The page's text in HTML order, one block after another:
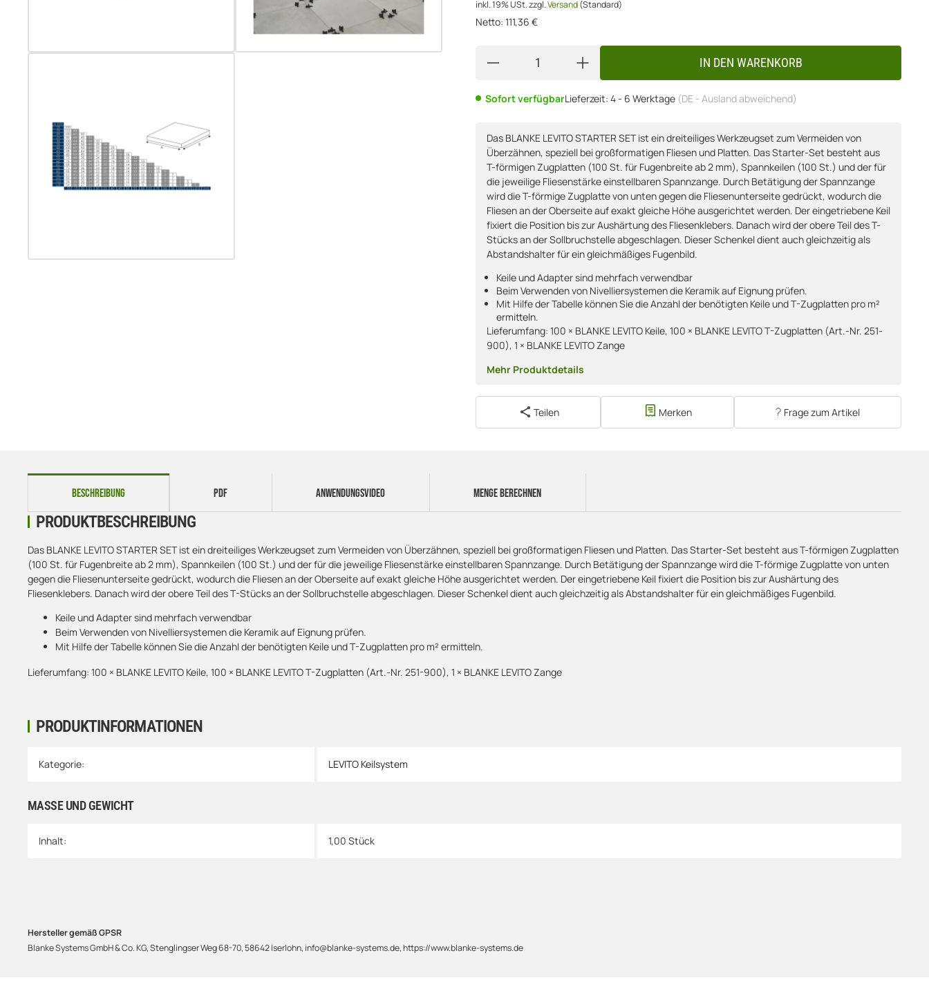
inkl. 19% USt.zzgl.Versand(Standard)
Netto: 111,36 €
IN DEN WARENKORB
Sofort verfügbarLieferzeit: 4 - 6 Werktage (DE - Ausland abweichend)
Das BLANKE LEVITO STARTER SET ist ein dreiteiliges Werkzeugset zum Vermeiden von
Überzähnen, speziell bei großformatigen Fliesen und Platten. Das Starter-Set besteht aus
T-förmigen Zugplatten (100 St. für Fugenbreite ab 2 mm), Spannkeilen (100 St.) und der für
die jeweilige Fliesenstärke einstellbaren Spannzange. Durch Betätigung der Spannzange
wird die T-förmige Zugplatte von unten gegen die Fliesenunterseite gedrückt, wodurch die
Fliesen an der Oberseite auf exakt gleiche Höhe ausgerichtet werden. Der eingetriebene Keil
fixiert die Position bis zur Aushärtung des Fliesenklebers. Danach wird der obere Teil des T-
Stücks an der Sollbruchstelle abgeschlagen. Dieser Schenkel dient auch gleichzeitig als
Abstandshalter für ein gleichmäßiges Fugenbild.
Keile und Adapter sind mehrfach verwendbar
Beim Verwenden von Nivelliersystemen die Keramik auf Eignung prüfen.
Mit Hilfe der Tabelle können Sie die Anzahl der benötigten Keile und T-Zugplatten pro m²
ermitteln.
Lieferumfang: 100 × BLANKE LEVITO Keile, 100 × BLANKE LEVITO T-Zugplatten (Art.-Nr. 251-
900), 1 × BLANKE LEVITO Zange
Mehr Produktdetails
Teilen Merken Frage zum Artikel
weitere Registerkarten anzeigen
BESCHREIBUNG PDF ANWENDUNGSVIDEO MENGE BERECHNEN
PRODUKTINFORMATIONEN
Produkteigenschaft
Wert
Kategorie: LEVITO Keilsystem
MASSE UND GEWICHT
Inhalt: 1,00 Stück
PRODUKTBESCHREIBUNG
Das BLANKE LEVITO STARTER SET ist ein dreiteiliges Werkzeugset zum Vermeiden von Überzähnen, speziell bei großformatigen Fliesen und Platten. Das Starter-Set besteht aus T-förmigen Zugplatten
(100 St. für Fugenbreite ab 2 mm), Spannkeilen (100 St.) und der für die jeweilige Fliesenstärke einstellbaren Spannzange. Durch Betätigung der Spannzange wird die T-förmige Zugplatte von unten
gegen die Fliesenunterseite gedrückt, wodurch die Fliesen an der Oberseite auf exakt gleiche Höhe ausgerichtet werden. Der eingetriebene Keil fixiert die Position bis zur Aushärtung des
Fliesenklebers. Danach wird der obere Teil des T-Stücks an der Sollbruchstelle abgeschlagen. Dieser Schenkel dient auch gleichzeitig als Abstandshalter für ein gleichmäßiges Fugenbild.
Keile und Adapter sind mehrfach verwendbar
Beim Verwenden von Nivelliersystemen die Keramik auf Eignung prüfen.
Mit Hilfe der Tabelle können Sie die Anzahl der benötigten Keile und T-Zugplatten pro m² ermitteln.
Lieferumfang: 100 × BLANKE LEVITO Keile, 100 × BLANKE LEVITO T-Zugplatten (Art.-Nr. 251-900), 1 × BLANKE LEVITO Zange
Hersteller gemäß GPSR
Blanke Systems GmbH & Co. KG, Stenglingser Weg 68-70, 58642 Iserlohn, info@blanke-systems.de, https://www.blanke-systems.de